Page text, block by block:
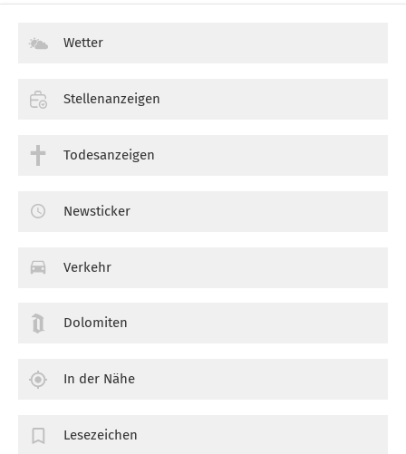
Wetter
Stellenanzeigen
Todesanzeigen
Newsticker
Verkehr
Dolomiten
In der Nähe
Lesezeichen